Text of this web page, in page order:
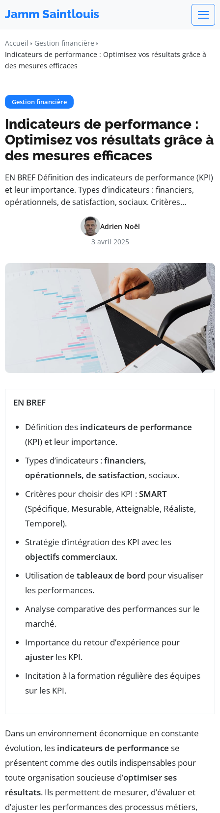
Jamm Saintlouis
Accueil
Gestion financière
Indicateurs de performance : Optimisez vos résultats grâce à
des mesures efficaces
Gestion financière
Indicateurs de performance :
Optimisez vos résultats grâce à
des mesures efficaces
EN BREF Définition des indicateurs de performance (KPI)
et leur importance. Types d’indicateurs : financiers,
opérationnels, de satisfaction, sociaux. Critères…
Adrien Noël
3 avril 2025
EN BREF
Définition des indicateurs de performance
(KPI) et leur importance.
Types d’indicateurs :financiers,
opérationnels, de satisfaction, sociaux.
Critères pour choisir des KPI :SMART
(Spécifique, Mesurable, Atteignable, Réaliste,
Temporel).
Stratégie d’intégration des KPI avec les
objectifs commerciaux.
Utilisation de tableaux de bord pour visualiser
les performances.
Analyse comparative des performances sur le
marché.
Importance du retour d’expérience pour
ajuster les KPI.
Incitation à la formation régulière des équipes
sur les KPI.
Dans un environnement économique en constante
évolution, les indicateurs de performance se
présentent comme des outils indispensables pour
toute organisation soucieuse d’optimiser ses
résultats. Ils permettent de mesurer, d’évaluer et
d’ajuster les performances des processus métiers,